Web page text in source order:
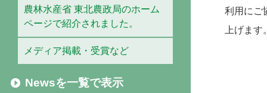
利用にご
上げます
農林水産省 東北農政局のホーム
ページで紹介されました。
メディア掲載・受賞など
Newsを一覧で表示